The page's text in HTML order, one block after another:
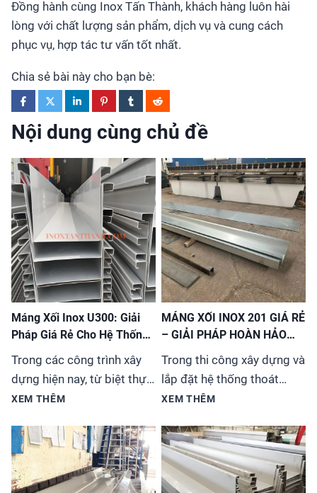
Đồng hành cùng Inox Tấn Thành, khách hàng luôn hài
lòng với chất lượng sản phẩm, dịch vụ và cung cách
phục vụ, hợp tác tư vấn tốt nhất.
Chia sẻ bài này cho bạn bè:
Nội dung cùng chủ đề
Máng Xối Inox U300: Giải
Pháp Giá Rẻ Cho Hệ Thống
Trong các công trình xây
dựng hiện nay, từ biệt thự,
nhà phố đến các tòa nhà
thống máng xối (hay còn
gọi là ống thoát nước
mưa) không chỉ đơn thuần
XEM THÊM
MÁNG XỐI INOX 201 GIÁ RẺ
– GIẢI PHÁP HOÀN HẢO
CHO MỌI CÔNG TRÌNH
Trong thi công xây dựng và
lắp đặt hệ thống thoát
nước, việc lựa chọn vật liệu
lượng vừa tiết kiệm chi phí
luôn là ưu tiên hàng
đầu. Máng xối inox 201 đã
XEM THÊM